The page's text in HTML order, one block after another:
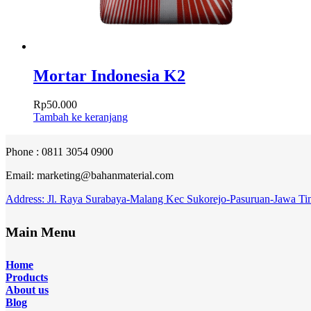
Mortar Indonesia K2
Rp50.000
Tambah ke keranjang
Phone : 0811 3054 0900
Email: marketing@bahanmaterial.com
Address: Jl. Raya Surabaya-Malang Kec Sukorejo-Pasuruan-Jawa
Main Menu
Home
Products
About us
Blog